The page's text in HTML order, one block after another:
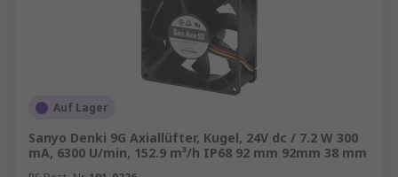
Auf Lager
Sanyo Denki 9G Axiallüfter, Kugel, 24V dc / 7.2 W 300
mA, 6300 U/min, 152.9 m³/h IP68 92 mm 92mm 38 mm